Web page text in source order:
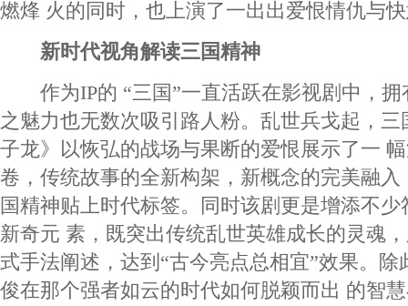
燃烽 火的同时，也上演了一出出爱恨情仇与
新时代视角解读三国精神
作为IP的 “三国”一直活跃在影视剧中，拥
之魅力也无数次吸引路人粉。乱世兵戈起，
子龙》以恢弘的战场与果断的爱恨展示了一
卷，传统故事的全新构架，新概念的完美融入
国精神贴上时代标签。同时该剧更是增添不
新奇元 素，既突出传统乱世英雄成长的灵魂
式手法阐述，达到“古今亮点总相宜”效果。
俊在那个强者如云的时代如何脱颖而出 的智